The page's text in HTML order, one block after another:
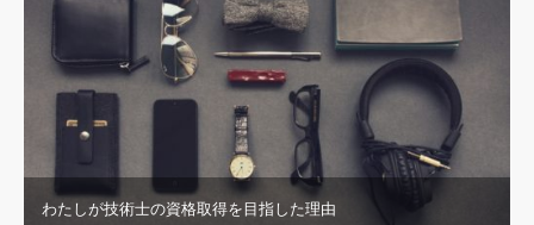
わたしが技術士の資格取得を目指した理由